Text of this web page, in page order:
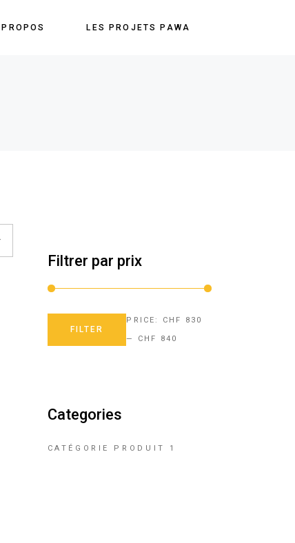
LES PROJETS PAWA
Filtrer par prix
price
price
FILTER
PRICE: CHF 830
— CHF 840
Categories
CATÉGORIE PRODUIT 1